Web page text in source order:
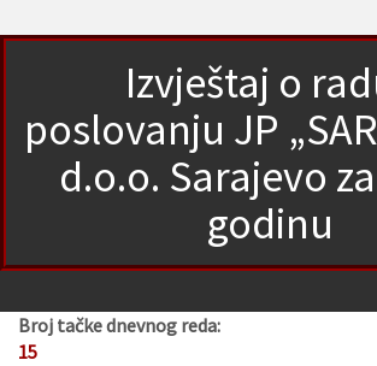
Izvještaj o
poslovanju JP
d.o.o. Sarajevo
godinu
Broj tačke dnevnog reda:
15